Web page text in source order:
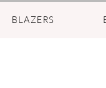
BLAZERS